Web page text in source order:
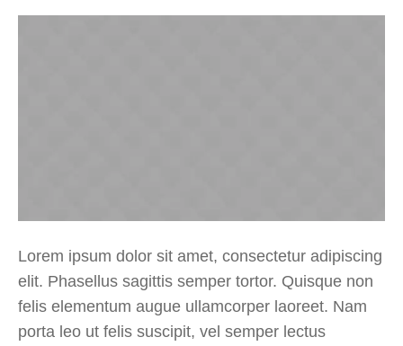
Lorem ipsum dolor sit amet, consectetur adipiscing
elit. Phasellus sagittis semper tortor. Quisque non
felis elementum augue ullamcorper laoreet. Nam
porta leo ut felis suscipit, vel semper lectus